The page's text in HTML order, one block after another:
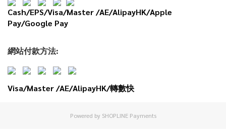
Cash/EPS/Visa/Master /AE/AlipayHK/Apple
Pay/Google Pay
網站付款方法:
Visa/Master /AE/AlipayHK/轉數快
Powered by SHOPLINE Payments